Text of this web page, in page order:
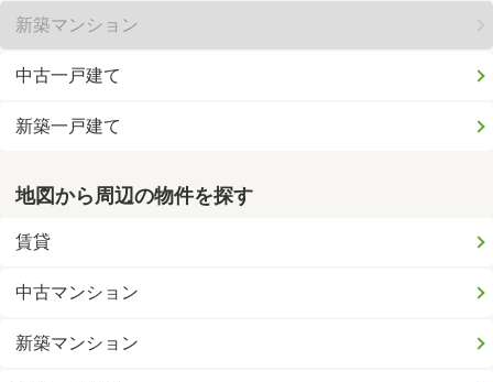
新築マンション
中古一戸建て
新築一戸建て
地図から周辺の物件を探す
賃貸
中古マンション
新築マンション